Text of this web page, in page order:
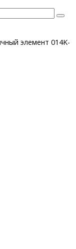
элемент 014K-